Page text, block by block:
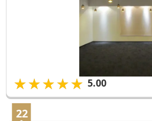
★★★★★
★★★★★ 5.00
22